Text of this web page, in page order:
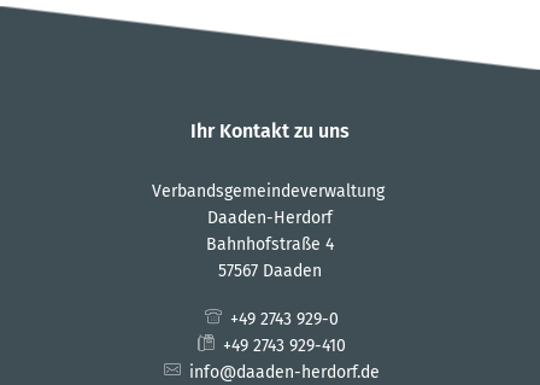
Ihr Kontakt zu uns
Verbandsgemeindeverwaltung
Daaden-Herdorf
Bahnhofstraße 4
57567 Daaden
+49 2743 929-0
+49 2743 929-410
info@daaden-herdorf.de